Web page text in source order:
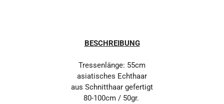
BESCHREIBUNG
Tressenlänge: 55cm
asiatisches Echthaar
aus Schnitthaar gefertigt
80-100cm / 50gr.